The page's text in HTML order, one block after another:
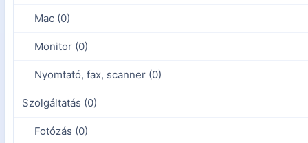
Mac (0)
Monitor (0)
Nyomtató, fax, scanner (0)
Szolgáltatás (0)
Fotózás (0)